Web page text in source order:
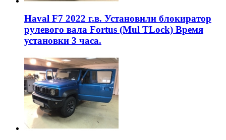
Haval F7 2022 г.в. Установили блокиратор
рулевого вала Fortus (Mul TLock) Время
установки 3 часа.